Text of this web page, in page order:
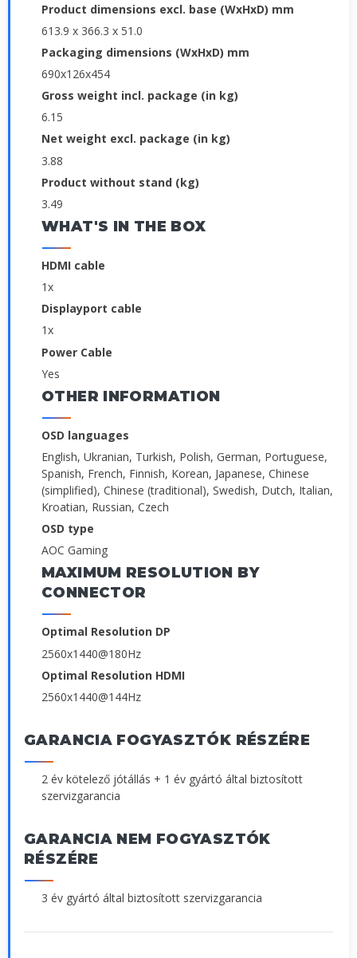
Product dimensions excl. base (WxHxD) mm
613.9 x 366.3 x 51.0
Packaging dimensions (WxHxD) mm
690x126x454
Gross weight incl. package (in kg)
6.15
Net weight excl. package (in kg)
3.88
Product without stand (kg)
3.49
WHAT'S IN THE BOX
HDMI cable
1x
Displayport cable
1x
Power Cable
Yes
OTHER INFORMATION
OSD languages
English, Ukranian, Turkish, Polish, German, Portuguese,
Spanish, French, Finnish, Korean, Japanese, Chinese
(simplified), Chinese (traditional), Swedish, Dutch, Italian,
Kroatian, Russian, Czech
OSD type
AOC Gaming
MAXIMUM RESOLUTION BY
CONNECTOR
Optimal Resolution DP
2560x1440@180Hz
Optimal Resolution HDMI
2560x1440@144Hz
GARANCIA FOGYASZTÓK RÉSZÉRE
2 év kötelező jótállás + 1 év gyártó által biztosított
szervizgarancia
GARANCIA NEM FOGYASZTÓK
RÉSZÉRE
3 év gyártó által biztosított szervizgarancia